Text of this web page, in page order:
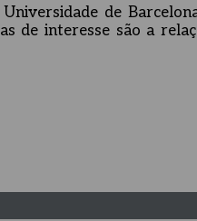
de
de interesse são a